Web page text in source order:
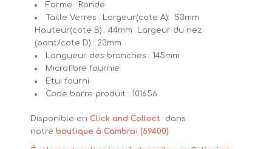
Forme : Ronde
Taille Verres : Largeur(cote A): 53mm
Hauteur(cote B) : 44mm Largeur du nez
(pont/cote D) : 23mm
Longueur des branches : 145mm
Microfibre fournie
Etui fourni
Code barre produit : 101656
Disponible en Click and Collect dans
notre boutique à Cambrai (59400)